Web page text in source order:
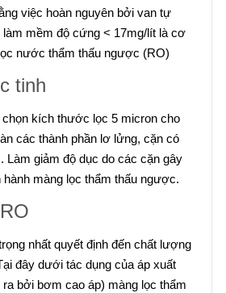
việc hoàn nguyên bởi van tự
mềm độ cứng < 17mg/lít là cơ
nước thẩm thấu ngược (RO)
tinh
kích thước lọc 5 micron cho
các thành phần lơ lửng, cặn có
giảm độ dục do các cặn gây
màng lọc thẩm thấu ngược.
nhất quyết định đến chất lượng
đây dưới tác dụng của áp xuất
bởi bơm cao áp) màng lọc thẩm